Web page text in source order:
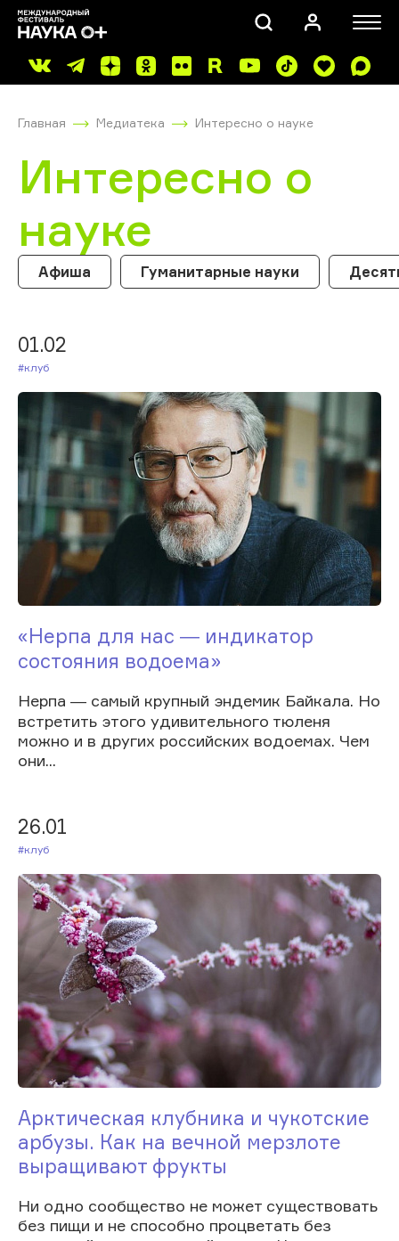
Главная Медиатека Интересно о науке
Интересно о
науке
Афиша Гуманитарные науки
01.02
#Клуб
«Нерпа для нас ― индикатор
состояния водоема»
Нерпа ― самый крупный эндемик Байкала. Но
встретить этого удивительного тюленя
можно и в других российских водоемах. Чем
они...
26.01
#Клуб
Арктическая клубника и чукотские
арбузы. Как на вечной мерзлоте
выращивают фрукты
Ни одно сообщество не может существовать
без пищи и не способно процветать без